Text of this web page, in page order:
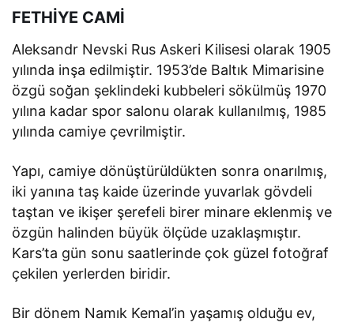
FETHİYE CAMİ
Aleksandr Nevski Rus Askeri Kilisesi olarak 1905
yılında inşa edilmiştir. 1953’de Baltık Mimarisine
özgü soğan şeklindeki kubbeleri sökülmüş 1970
yılına kadar spor salonu olarak kullanılmış, 1985
yılında camiye çevrilmiştir.
Yapı, camiye dönüştürüldükten sonra onarılmış,
iki yanına taş kaide üzerinde yuvarlak gövdeli
taştan ve ikişer şerefeli birer minare eklenmiş ve
özgün halinden büyük ölçüde uzaklaşmıştır.
Kars’ta gün sonu saatlerinde çok güzel fotoğraf
çekilen yerlerden biridir.
Bir dönem Namık Kemal’in yaşamış olduğu ev,